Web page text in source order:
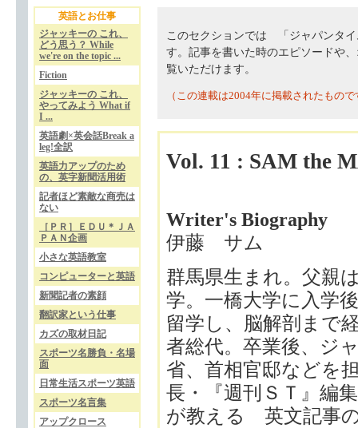
英語とお仕事
ジャッキーの これ、
どう思う？ While
we're on the topic ...
Fiction
ジャッキーの これ、
やってみよう What if
I ...
英語劇×英会話Break a
leg!全訳
英語力アップのため
の、英字新聞活用術
記者ほど素敵な商売は
ない
［ＰＲ］ＥＤＵ＊ＪＡ
ＰＡＮ企画
小さな英語教室
コンピューターと英語
新聞記者の素顔
翻訳家という仕事
カズの取材日記
スポーツ名勝負・名場
面
日常生活スポーツ英語
スポーツ名言集
アップクロース
このセクションでは 「ジャパンタ
す。記事を書いた時のエピソードや
覧いただけます。
（この連載は2004年に掲載されたもので
Vol. 11 : SAM the
Writer's Biography
伊藤 サム
群馬県生まれ。父親
学。一橋大学に入学
留学し、脳解剖まで
者総代。卒業後、ジ
省、首相官邸などを
長・『週刊ＳＴ』編
が教える 英文記事